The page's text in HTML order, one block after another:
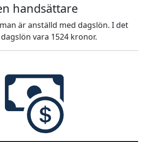
handsättare
är anställd med dagslön. I det
vara 1524 kronor.